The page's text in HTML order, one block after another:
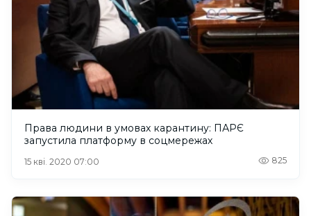
Права людини в умовах карантину: ПАРЄ
запустила платформу в соцмережах
15 кві. 2020 07:00 825